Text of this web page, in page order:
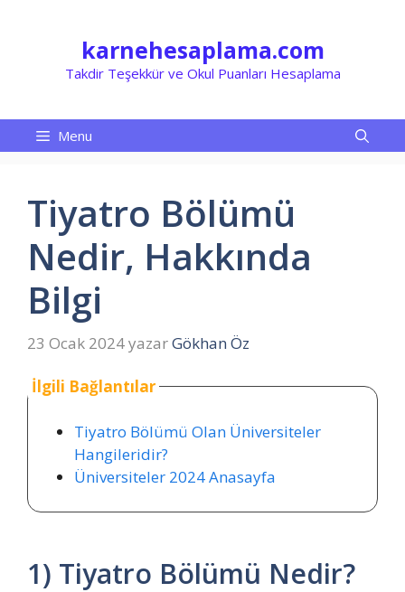
karnehesaplama.com
Takdir Teşekkür ve Okul Puanları Hesaplama
Menu
Tiyatro Bölümü
Nedir, Hakkında
Bilgi
23 Ocak 2024yazarGökhan Öz
İlgili Bağlantılar
Tiyatro Bölümü Olan Üniversiteler
Hangileridir?
Üniversiteler 2024 Anasayfa
1) Tiyatro Bölümü Nedir?